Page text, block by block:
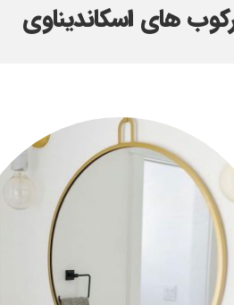
های اسکاندیناوی